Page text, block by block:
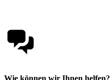
Wie können wir Ihnen helfen?